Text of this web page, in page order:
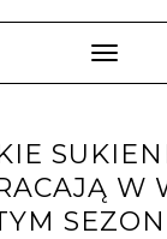
Toggle
W